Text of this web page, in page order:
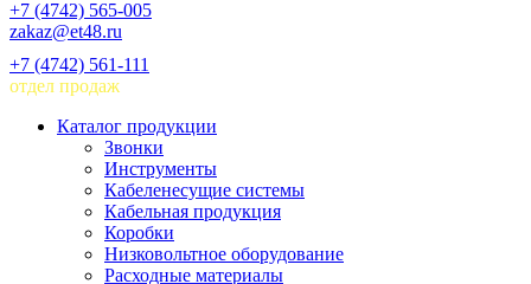
+7 (4742) 565-005
zakaz@et48.ru
+7 (4742) 561-111
отдел продаж
Каталог продукции
Звонки
Инструменты
Кабеленесущие системы
Кабельная продукция
Коробки
Низковольтное оборудование
Расходные материалы